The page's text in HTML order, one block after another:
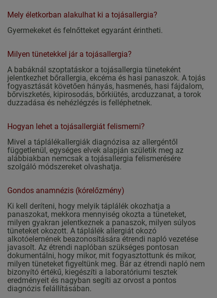
Mely életkorban alakulhat ki a tojásallergia?
Gyermekeket és felnőtteket egyaránt érintheti.
Milyen tünetekkel jár a tojásallergia?
A babáknál szoptatáskor a tojásallergia tüneteként
jelentkezhet bőrallergia, ekcéma és hasi panaszok. A tojás
fogyasztását követően hányás, hasmenés, hasi fájdalom,
bőrviszketés, kipirosodás, bőrkiütés, arcduzzanat, a torok
duzzadása és nehézlégzés is felléphetnek.
Hogyan lehet a tojásallergiát felismerni?
Mivel a táplálékallergiák diagnózisa az allergéntől
függetlenül, egységes elvek alapján születik meg az
alábbiakban nemcsak a tojásallergia felismerésére
szolgáló módszereket olvashatja.
Gondos anamnézis (kórelőzmény)
Ki kell deríteni, hogy melyik táplálék okozhatja a
panaszokat, mekkora mennyiség okozta a tüneteket,
milyen gyakran jelentkeznek a panaszok, milyen súlyos
tüneteket okozott. A táplálék allergiát okozó
alkotóelemének beazonosítására étrendi napló vezetése
javasolt. Az étrendi naplóban szükséges pontosan
dokumentálni, hogy mikor, mit fogyasztottunk és mikor,
milyen tüneteket figyeltünk meg. Bár az étrendi napló nem
bizonyító értékű, kiegészíti a laboratóriumi tesztek
eredményeit és nagyban segíti az orvost a pontos
diagnózis felállításában.